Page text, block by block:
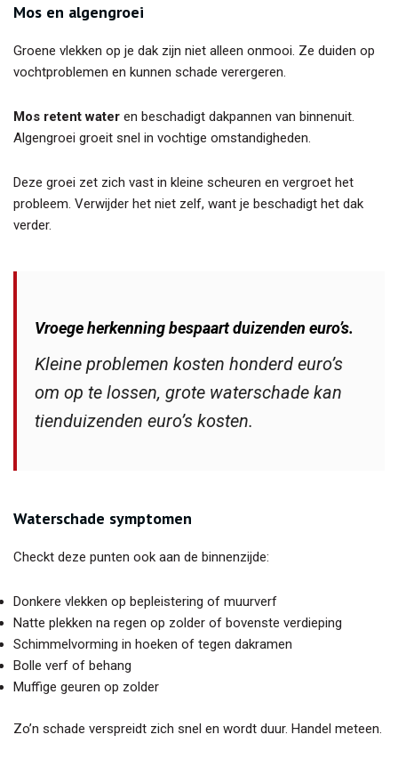
Mos en algengroei
Groene vlekken op je dak zijn niet alleen onmooi. Ze duiden op
vochtproblemen en kunnen schade verergeren.
Mos retent water en beschadigt dakpannen van binnenuit.
Algengroei groeit snel in vochtige omstandigheden.
Deze groei zet zich vast in kleine scheuren en vergroet het
probleem. Verwijder het niet zelf, want je beschadigt het dak
verder.
Vroege herkenning bespaart duizenden euro’s.
Kleine problemen kosten honderd euro’s
om op te lossen, grote waterschade kan
tienduizenden euro’s kosten.
Waterschade symptomen
Checkt deze punten ook aan de binnenzijde:
Donkere vlekken op bepleistering of muurverf
Natte plekken na regen op zolder of bovenste verdieping
Schimmelvorming in hoeken of tegen dakramen
Bolle verf of behang
Muffige geuren op zolder
Zo’n schade verspreidt zich snel en wordt duur. Handel meteen.